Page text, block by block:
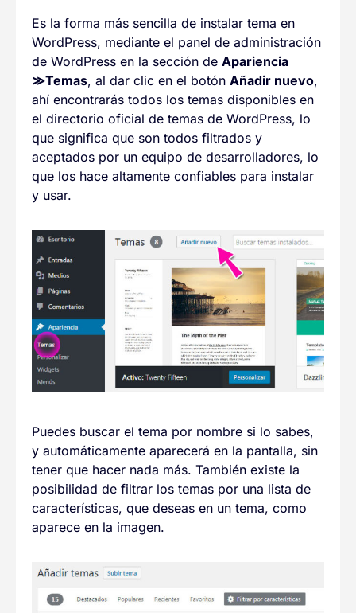
Es la forma más sencilla de instalar tema en
WordPress, mediante el panel de administración
de WordPress en la sección deApariencia
≫Temas, al dar clic en el botónAñadir nuevo,
ahí encontrarás todos los temas disponibles en
el directorio oficial de temas de WordPress, lo
que significa que son todos filtrados y
aceptados por un equipo de desarrolladores, lo
que los hace altamente confiables para instalar
y usar.
Puedes buscar el tema por nombre si lo sabes,
y automáticamente aparecerá en la pantalla, sin
tener que hacer nada más. También existe la
posibilidad de filtrar los temas por una lista de
características, que deseas en un tema, como
aparece en la imagen.